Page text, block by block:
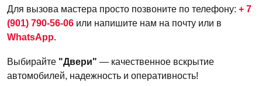
Для вызова мастера просто позвоните по телефону: + 7
(901) 790-56-06 или напишите нам на почту или в
WhatsApp.
Выбирайте "Двери" — качественное вскрытие
автомобилей, надежность и оперативность!